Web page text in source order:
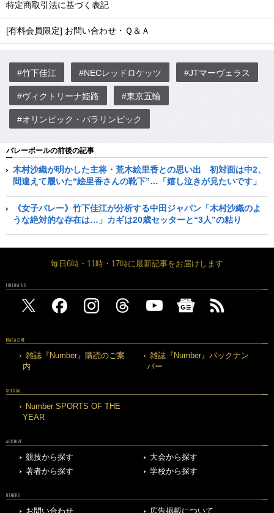
特定商取引法に基づく表記
[有料会員限定] お問い合わせ・Ｑ＆Ａ
#竹下佳江 #NECレッドロケッツ #JTマーヴェラス
#ヴィクトリーナ姫路 #東京五輪
#オリンピック・パラリンピック
バレーボールの前後の記事
木村沙織が明かした主将・荒木絵里香との思い出 初対面は中2、
間違えて履いた“絵里香さんの靴下”…「嬉し泣きが見たいです」
《女子バレー》竹下佳江が分析する中田ジャパン「木村沙織のよ
うな絶対的な存在は…」カギは20歳セッターと“3人”の粘り
毎日6時・11時・17時に最新記事をお届けします
FOLLOW US
MAGAZINE
雑誌『Number』購読のご案
内
雑誌『Number』バックナン
バー
SPECIAL
Number SPORTS OF THE
YEAR
ARCHIVE
競技から探す
大会から探す
著者から探す
学校から探す
OTHERS